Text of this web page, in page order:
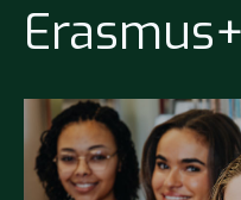
Erasmus+